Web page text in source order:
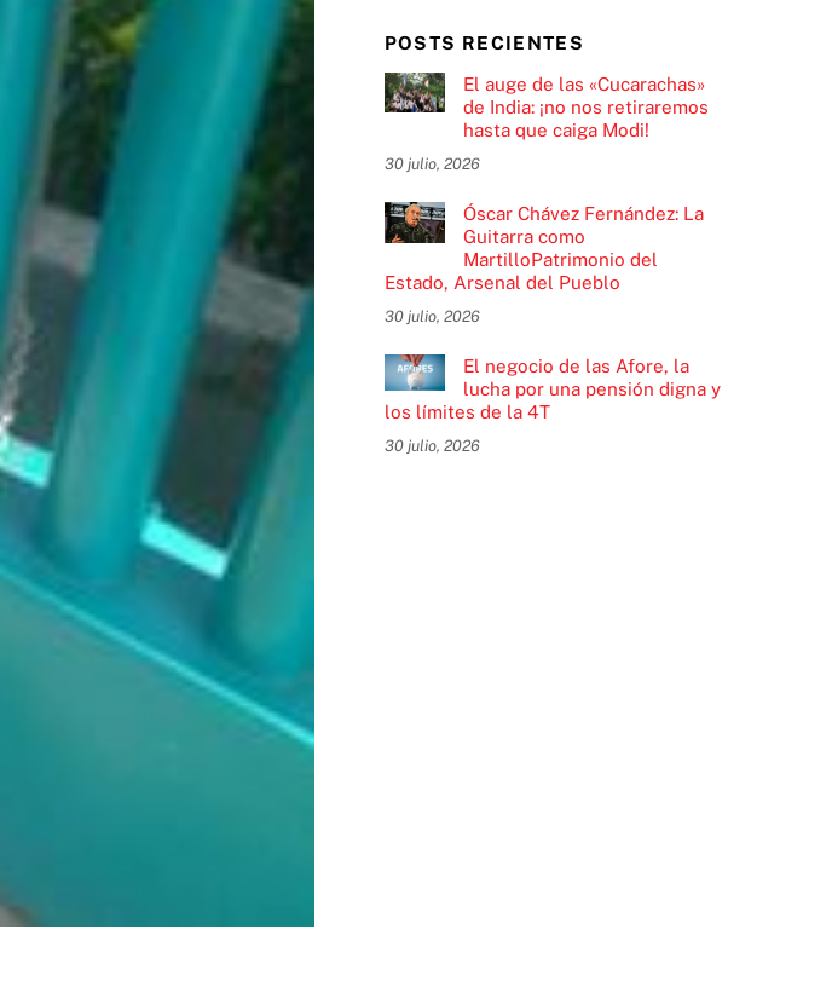
POSTS RECIENTES
El auge de las «Cucarachas»
de India: ¡no nos retiraremos
hasta que caiga Modi!
30 julio, 2026
Óscar Chávez Fernández: La
Guitarra como
MartilloPatrimonio del
Estado, Arsenal del Pueblo
30 julio, 2026
El negocio de las Afore, la
lucha por una pensión digna y
los límites de la 4T
30 julio, 2026